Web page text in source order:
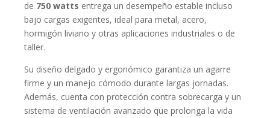
de 750 watts entrega un desempeño estable incluso
bajo cargas exigentes, ideal para metal, acero,
hormigón liviano y otras aplicaciones industriales o de
taller.
Su diseño delgado y ergonómico garantiza un agarre
firme y un manejo cómodo durante largas jornadas.
Además, cuenta con protección contra sobrecarga y un
sistema de ventilación avanzado que prolonga la vida